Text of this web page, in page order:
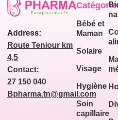
Address:
Route Teniour km
4,5
Contact:
27 150 040
Bpharma.tn@gmail.com
Bébé et
Maman
Solaire
Visage
Hygiène
Soin
capillaire